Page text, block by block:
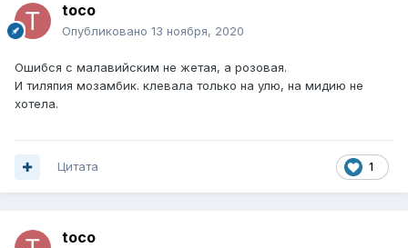
toco
Опубликовано 13 ноября, 2020
Ошибся с малавийским не жетая, а розовая.
И тиляпия мозамбик. клевала только на улю, на мидию не
хотела.
1
Цитата
toco